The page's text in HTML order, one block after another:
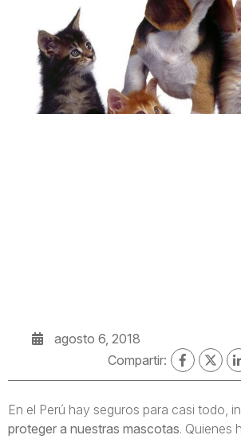
agosto 6, 2018
Compartir:
En el Perú hay seguros para casi todo,
proteger a nuestras mascotas. Quienes